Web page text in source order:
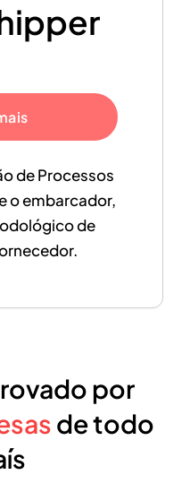
de Processos
o embarcador,
de
por
de todo